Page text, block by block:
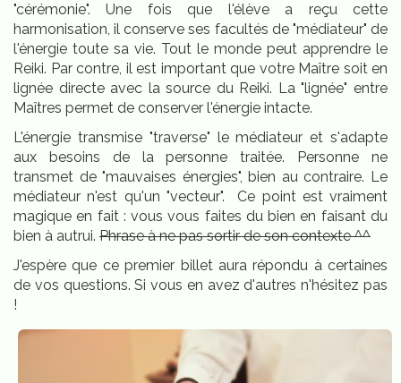
"cérémonie". Une fois que l'élève a reçu cette
harmonisation, il conserve ses facultés de "médiateur" de
l'énergie toute sa vie. Tout le monde peut apprendre le
Reiki. Par contre, il est important que votre Maître soit en
lignée directe avec la source du Reiki. La "lignée" entre
Maîtres permet de conserver l'énergie intacte.
L'énergie transmise "traverse" le médiateur et s'adapte
aux besoins de la personne traitée. Personne ne
transmet de "mauvaises énergies", bien au contraire. Le
médiateur n'est qu'un "vecteur". Ce point est vraiment
magique en fait : vous vous faites du bien en faisant du
bien à autrui. Phrase à ne pas sortir de son contexte ^^
J'espère que ce premier billet aura répondu à certaines
de vos questions. Si vous en avez d'autres n'hésitez pas
!